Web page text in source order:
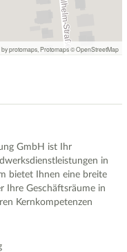
protomaps Protomaps©OpenStreetMap
GmbH ist Ihr
in
bietet Ihnen eine breite
Ihre Geschäftsräume in
Kernkompetenzen